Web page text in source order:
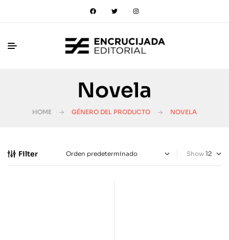
Novela
HOME GÉNERO DEL PRODUCTO NOVELA
Filter Show